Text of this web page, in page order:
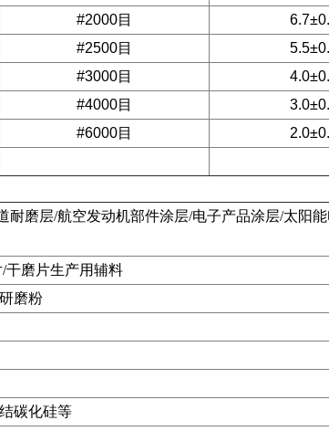
#2000目
#2500目
#3000目
#4000目
#6000目
磨层/航空发动机部件涂层/电子产品涂层/太阳
干磨片生产用辅料
磨粉
碳化硅等